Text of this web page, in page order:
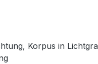
Korpus in